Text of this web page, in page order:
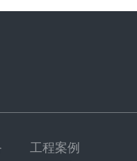
工程案例